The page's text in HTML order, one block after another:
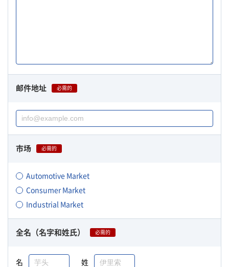
邮件地址 必需的
市场 必需的
Automotive Market
Consumer Market
Industrial Market
全名（名字和姓氏） 必需的
名 姓